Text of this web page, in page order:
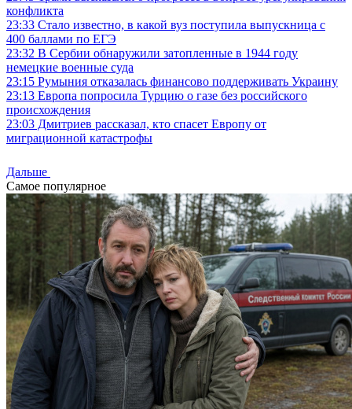
конфликта
23:33 Стало известно, в какой вуз поступила выпускница с
400 баллами по ЕГЭ
23:32 В Сербии обнаружили затопленные в 1944 году
немецкие военные суда
23:15 Румыния отказалась финансово поддерживать Украину
23:13 Европа попросила Турцию о газе без российского
происхождения
23:03 Дмитриев рассказал, кто спасет Европу от
миграционной катастрофы
Дальше
Самое популярное